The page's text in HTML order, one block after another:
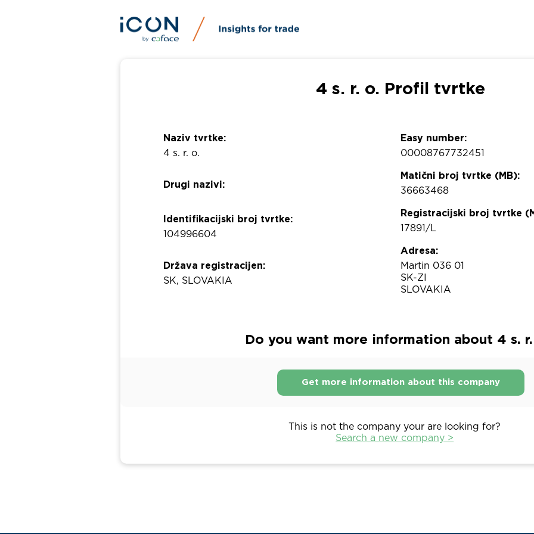
4 s. r. o. Profil tvrtke
Naziv tvrtke:
4 s. r. o.
Drugi nazivi:
Identifikacijski broj tvrtke:
104996604
Država registracijen:
SK, SLOVAKIA
Easy number:
00008767732451
Matični broj tvrtke (MB):
36663468
Registracijski broj tvrtke
17891/L
Adresa:
Martin 036 01
SK-ZI
SLOVAKIA
Do you want more information about 4 s. r.
Get more information about this company
This is not the company your are looking for?
Search a new company >